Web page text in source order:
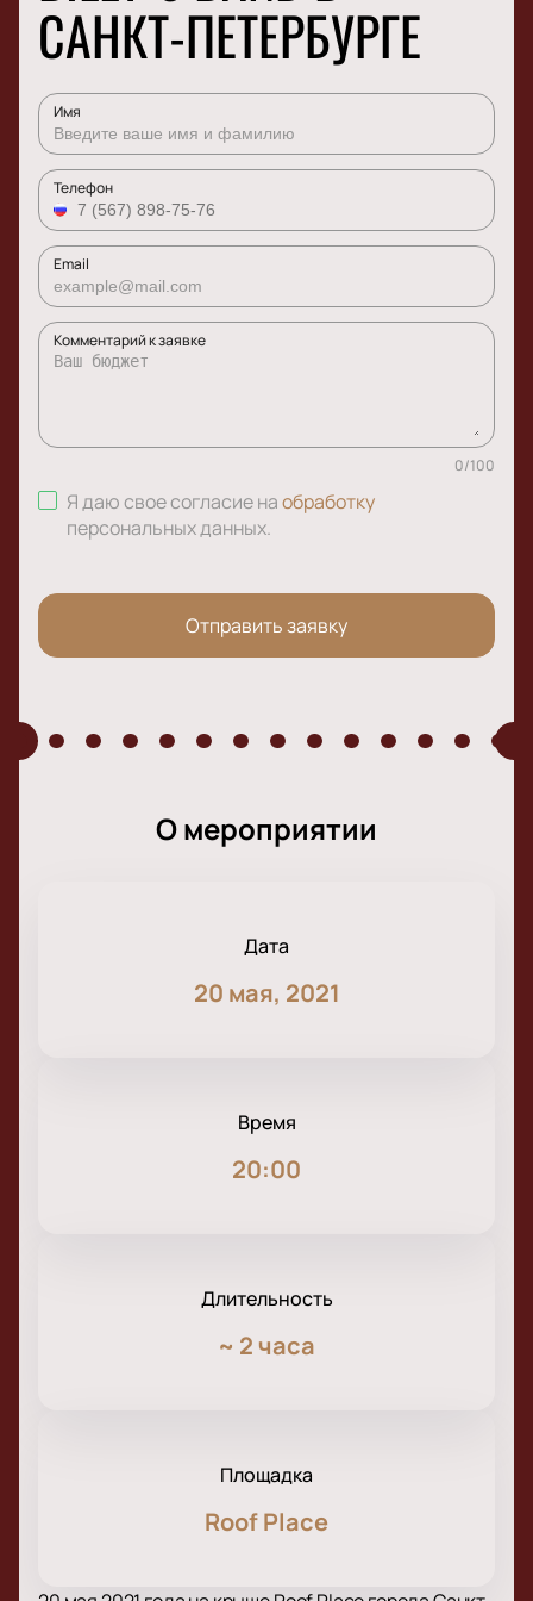
САНКТ-ПЕТЕРБУРГЕ
Имя
Телефон
Email
Комментарий к заявке
0/100
Я даю свое согласие наобработку
персональных данных.
Отправить заявку
О мероприятии
Дата
20 мая, 2021
Время
20:00
Длительность
~ 2 часа
Площадка
Roof Place